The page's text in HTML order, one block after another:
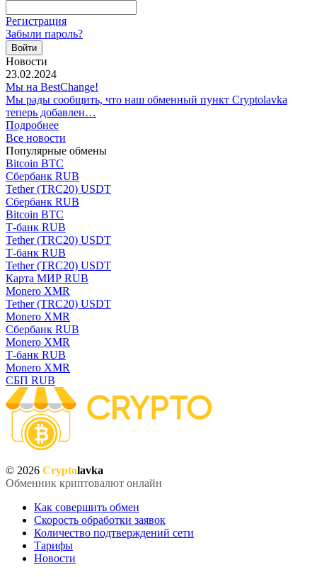
Регистрация
Забыли пароль?
Новости
23.02.2024
Мы на BestChange!
Мы рады сообщить, что наш обменный пункт Cryptolavka
теперь добавлен…
Подробнее
Все новости
Популярные обмены
Bitcoin BTC
Сбербанк RUB
Tether (TRC20) USDT
Сбербанк RUB
Bitcoin BTC
Т-банк RUB
Tether (TRC20) USDT
Т-банк RUB
Tether (TRC20) USDT
Карта МИР RUB
Monero XMR
Tether (TRC20) USDT
Monero XMR
Сбербанк RUB
Monero XMR
Т-банк RUB
Monero XMR
СБП RUB
© 2026 Cryptolavka
Обменник криптовалют онлайн
Как совершить обмен
Скорость обработки заявок
Количество подтверждений сети
Тарифы
Новости